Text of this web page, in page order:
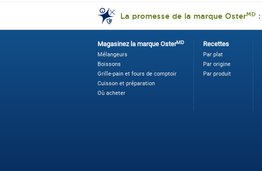
La promesse de la marque OsterMD :
Magasinez la marque OsterMD
Mélangeurs
Boissons
Grille-pain et fours de comptoir
Cuisson et préparation
Où acheter
Recettes
Par plat
Par origine
Par produit